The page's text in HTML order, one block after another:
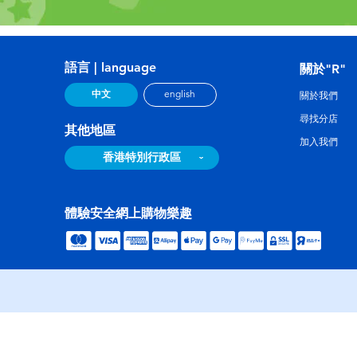
語言 | language
中文 english
其他地區
香港特別行政區
關於"R"
關於我們
尋找分店
加入我們
體驗安全網上購物樂趣